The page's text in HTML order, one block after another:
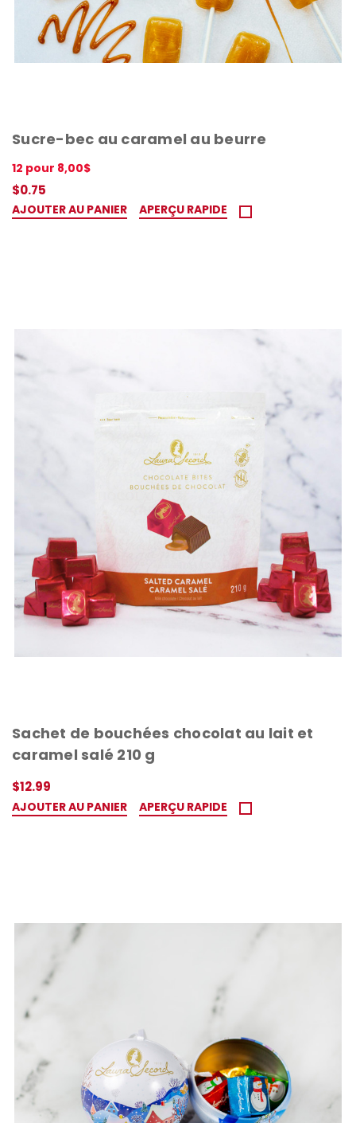
Sucre-bec au caramel au beurre
12 pour 8,00$
$0.75
AJOUTER AU PANIER APERÇU RAPIDE
Sachet de bouchées chocolat au lait et
caramel salé 210 g
$12.99
AJOUTER AU PANIER APERÇU RAPIDE